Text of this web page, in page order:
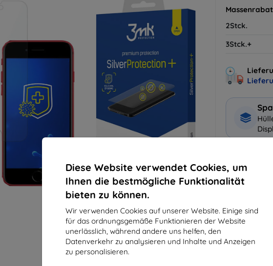
Diese Website verwendet Cookies, um
Ihnen die bestmögliche Funktionalität
bieten zu können.
Wir verwenden Cookies auf unserer Website. Einige sind
für das ordnungsgemäße Funktionieren der Website
unerlässlich, während andere uns helfen, den
Datenverkehr zu analysieren und Inhalte und Anzeigen
zu personalisieren.
2Stck.
3Stck.+
Warum